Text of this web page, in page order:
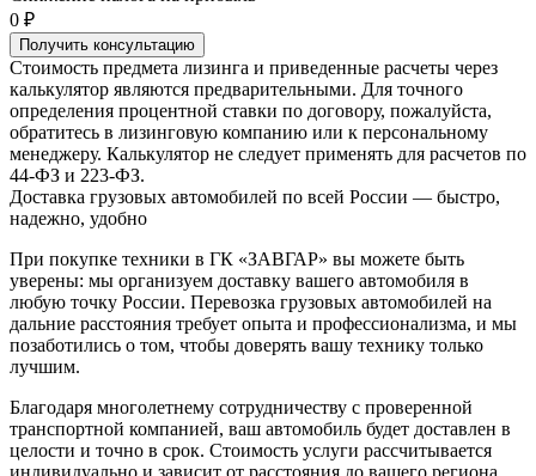
0 ₽
Получить консультацию
Стоимость предмета лизинга и приведенные расчеты через
калькулятор являются предварительными. Для точного
определения процентной ставки по договору, пожалуйста,
обратитесь в лизинговую компанию или к персональному
менеджеру. Калькулятор не следует применять для расчетов по
44-ФЗ и 223-ФЗ.
Доставка грузовых автомобилей по всей России — быстро,
надежно, удобно
При покупке техники в ГК «ЗАВГАР» вы можете быть
уверены: мы организуем доставку вашего автомобиля в
любую точку России. Перевозка грузовых автомобилей на
дальние расстояния требует опыта и профессионализма, и мы
позаботились о том, чтобы доверять вашу технику только
лучшим.
Благодаря многолетнему сотрудничеству с проверенной
транспортной компанией, ваш автомобиль будет доставлен в
целости и точно в срок. Стоимость услуги рассчитывается
индивидуально и зависит от расстояния до вашего региона.